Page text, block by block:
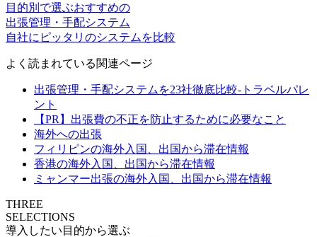
目的別で選ぶおすすめの
出張管理・手配システム
自社にピッタリのシステムを比較
よく読まれている関連ページ
出張管理・手配システムを23社徹底比較-トラベルパレ
ント
【PR】出張費の不正を防止するために必要なこと
海外への出張
フィリピンの海外入国、出国から滞在情報
香港の海外入国、出国から滞在情報
ミャンマー出張の海外入国、出国から滞在情報
THREE
SELECTIONS
導入したい目的から選ぶ